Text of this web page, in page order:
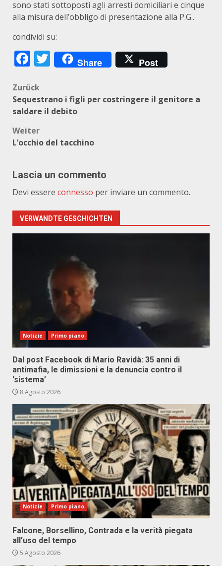
sono stati sottoposti agli arresti domiciliari e cinque
alla misura dell’obbligo di presentazione alla P.G..
condividi su:
Facebook
Twitter
Share Post
Beitragsnavigation
Zurück
Sequestrano i figli per costringere il genitore a
saldare il debito
Weiter
L’occhio del tacchino
Lascia un commento
Devi essere connesso per inviare un commento.
VERWANDTE GESCHICHTEN
Notizie Primo piano
Dal post Facebook di Mario Ravidà: 35 anni di
antimafia, le dimissioni e la denuncia contro il
‘sistema’
8 Agosto 2026
Notizie Primo piano
Falcone, Borsellino, Contrada e la verità piegata
all’uso del tempo
5 Agosto 2026